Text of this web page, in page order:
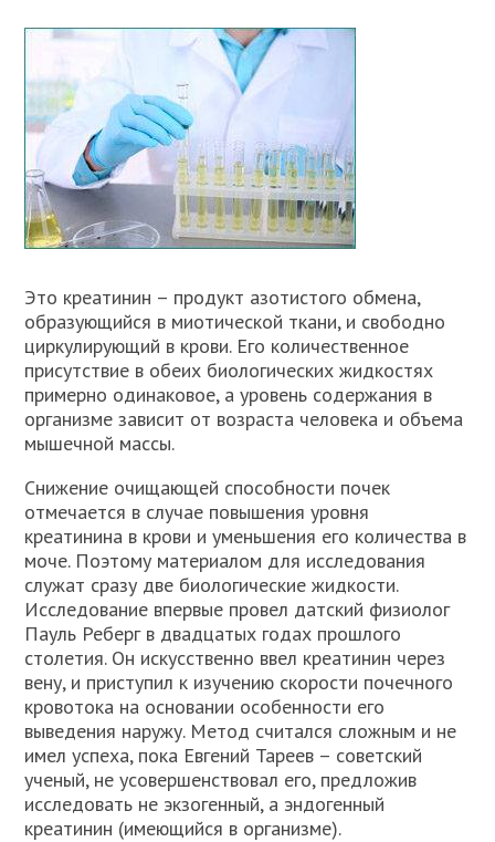
Это креатинин – продукт азотистого обмена,
образующийся в миотической ткани, и свободно
циркулирующий в крови. Его количественное
присутствие в обеих биологических жидкостях
примерно одинаковое, а уровень содержания в
организме зависит от возраста человека и объема
мышечной массы.
Снижение очищающей способности почек
отмечается в случае повышения уровня
креатинина в крови и уменьшения его количества в
моче. Поэтому материалом для исследования
служат сразу две биологические жидкости.
Исследование впервые провел датский физиолог
Пауль Реберг в двадцатых годах прошлого
столетия. Он искусственно ввел креатинин через
вену, и приступил к изучению скорости почечного
кровотока на основании особенности его
выведения наружу. Метод считался сложным и не
имел успеха, пока Евгений Тареев – советский
ученый, не усовершенствовал его, предложив
исследовать не экзогенный, а эндогенный
креатинин (имеющийся в организме).